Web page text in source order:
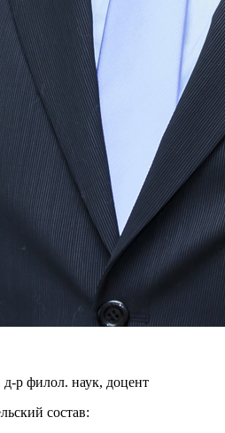
д-р филол. наук, доцент
состав: